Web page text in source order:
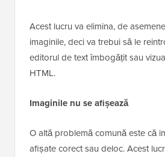
Acest lucru va elimina, de
imaginile, deci va trebui să le
editorul de text îmbogățit sau
HTML.
Imaginile nu se afișează
O altă problemă comună este că
afișate corect sau deloc. Acest